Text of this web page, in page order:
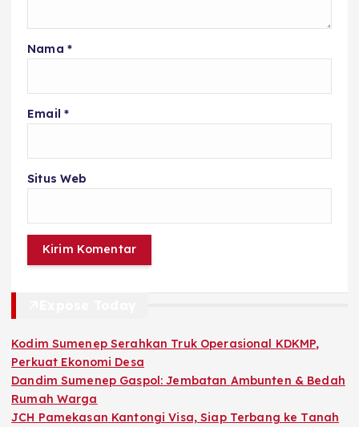
Nama *
Email *
Situs Web
Kodim Sumenep Serahkan Truk Operasional KDKMP,
Perkuat Ekonomi Desa
Dandim Sumenep Gaspol: Jembatan Ambunten & Bedah
Rumah Warga
JCH Pamekasan Kantongi Visa, Siap Terbang ke Tanah